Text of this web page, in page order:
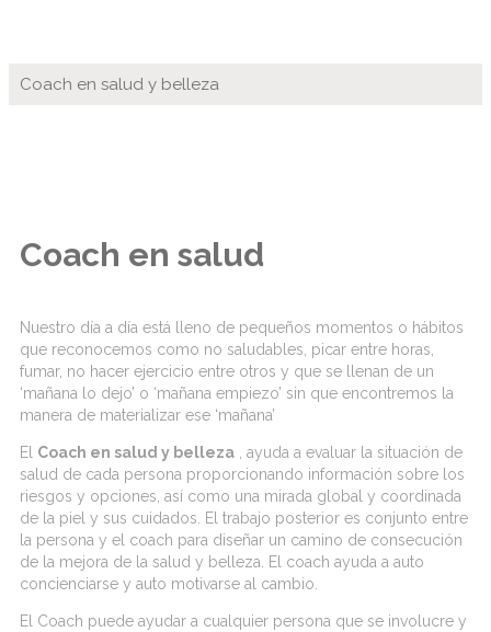
Coach en salud y belleza
Coach en salud
Nuestro día a día está lleno de pequeños momentos o hábitos
que reconocemos como no saludables, picar entre horas,
fumar, no hacer ejercicio entre otros y que se llenan de un
‘mañana lo dejo’ o ‘mañana empiezo’ sin que encontremos la
manera de materializar ese ‘mañana’
El Coach en salud y belleza , ayuda a evaluar la situación de
salud de cada persona proporcionando información sobre los
riesgos y opciones, así como una mirada global y coordinada
de la piel y sus cuidados. El trabajo posterior es conjunto entre
la persona y el coach para diseñar un camino de consecución
de la mejora de la salud y belleza. El coach ayuda a auto
concienciarse y auto motivarse al cambio.
El Coach puede ayudar a cualquier persona que se involucre y